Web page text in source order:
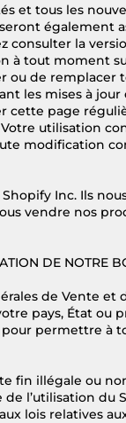
et tous les
également
consulter la
à tout moment
de remplacer
les mises à
cette page
utilisation
modification
Inc. Ils
vendre nos
DE NOTRE
de Vente et
pays, État ou
permettre à
fin illégale ou
de l’utilisation
lois relatives